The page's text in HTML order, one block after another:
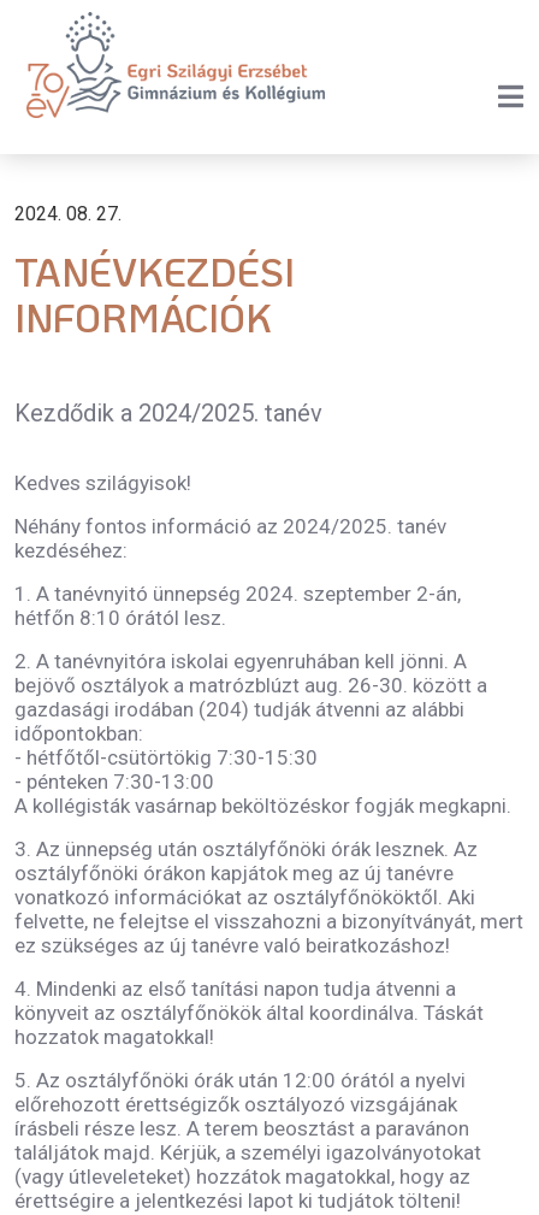
2024. 08. 27.
TANÉVKEZDÉSI
INFORMÁCIÓK
Kezdődik a 2024/2025. tanév
Kedves szilágyisok!
Néhány fontos információ az 2024/2025. tanév
kezdéséhez:
1. A tanévnyitó ünnepség 2024. szeptember 2-án,
hétfőn 8:10 órától lesz.
2. A tanévnyitóra iskolai egyenruhában kell jönni. A
bejövő osztályok a matrózblúzt aug. 26-30. között a
gazdasági irodában (204) tudják átvenni az alábbi
időpontokban:
- hétfőtől-csütörtökig 7:30-15:30
- pénteken 7:30-13:00
A kollégisták vasárnap beköltözéskor fogják megkapni.
3. Az ünnepség után osztályfőnöki órák lesznek. Az
osztályfőnöki órákon kapjátok meg az új tanévre
vonatkozó információkat az osztályfőnököktől. Aki
felvette, ne felejtse el visszahozni a bizonyítványát, mert
ez szükséges az új tanévre való beiratkozáshoz!
4. Mindenki az első tanítási napon tudja átvenni a
könyveit az osztályfőnökök által koordinálva. Táskát
hozzatok magatokkal!
5. Az osztályfőnöki órák után 12:00 órától a nyelvi
előrehozott érettségizők osztályozó vizsgájának
írásbeli része lesz. A terem beosztást a paravánon
találjátok majd. Kérjük, a személyi igazolványotokat
(vagy útleveleteket) hozzátok magatokkal, hogy az
érettségire a jelentkezési lapot ki tudjátok tölteni!